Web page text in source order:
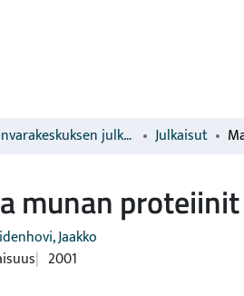
Luonnonvarakeskuksen julkaisut Julkaisut
munan
Jaakko
2001